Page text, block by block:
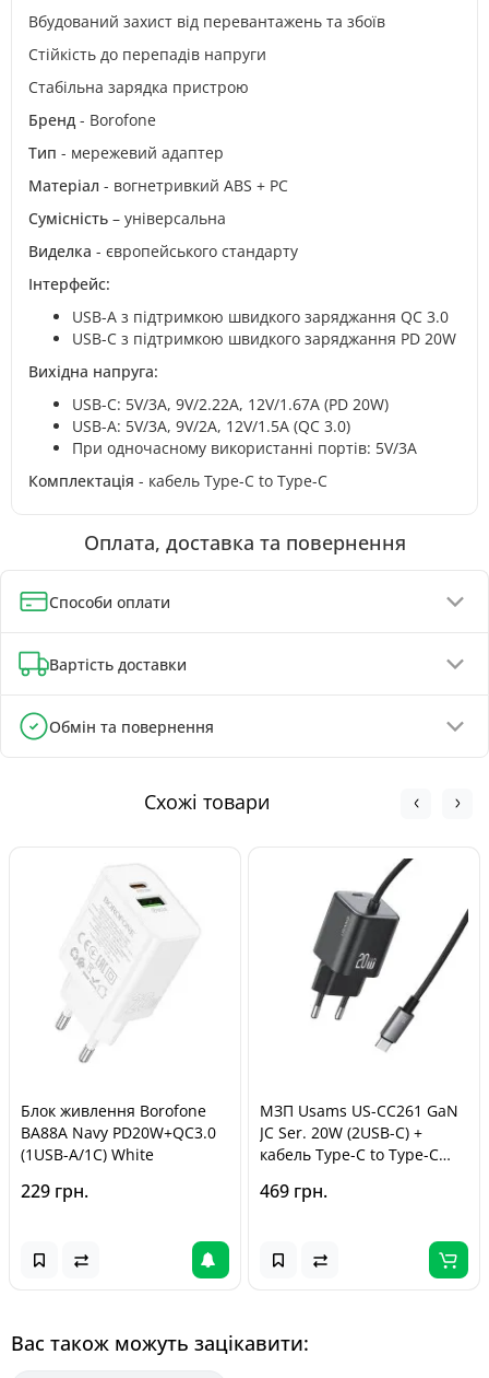
Вбудований захист від перевантажень та збоїв
Стійкість до перепадів напруги
Стабільна зарядка пристрою
Бренд - Borofone
Тип - мережевий адаптер
Матеріал - вогнетривкий ABS + PC
Сумісність – універсальна
Виделка - європейського стандарту
Інтерфейс:
USB-A з підтримкою швидкого заряджання QC 3.0
USB-C з підтримкою швидкого заряджання PD 20W
Вихідна напруга:
USB-C: 5V/3A, 9V/2.22A, 12V/1.67A (PD 20W)
USB-A: 5V/3A, 9V/2A, 12V/1.5A (QC 3.0)
При одночасному використанні портів: 5V/3A
Комплектація - кабель Type-C to Type-C
Оплата, доставка та повернення
Способи оплати
Оплата при отриманні (до 130 грн - повна передплата)
Онлайн-оплата карткою, GPay, ApplePay
Вартість доставки
Відділення Нової Пошти - від 90 грн
Поштомати Нової Пошти - від 100 грн
Обмін та повернення
моменту покупки, відповідно до Закону України «Про
захист прав споживачів».Схожі товари
Блок живлення Borofone
BA88A Navy PD20W+QC3.0
(1USB-A/1C) White
229 грн.
МЗП Usams US-CC261 GaN
JC Ser. 20W (2USB-C) +
кабель Type-C to Type-C
469 грн.
Вас також можуть зацікавити: